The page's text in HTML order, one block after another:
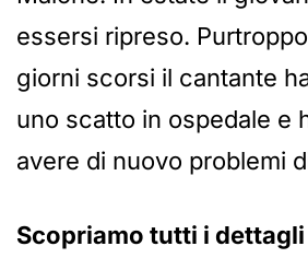
essersi ripreso.
giorni scorsi il cantante
uno scatto in ospedale e
avere di nuovo problemi
Scopriamo tutti i